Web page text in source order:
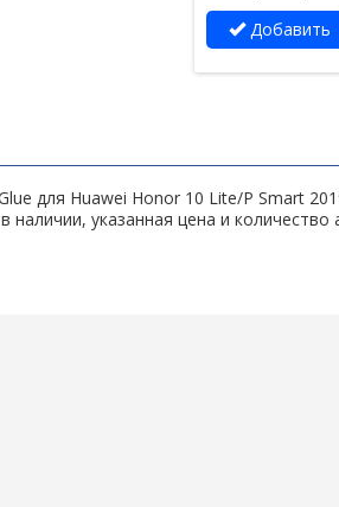
Добавить
для Huawei Honor 10 Lite/P Smart
наличии, указанная цена и